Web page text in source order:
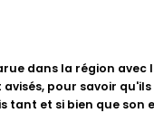
dans la région
pour savoir
et si bien que